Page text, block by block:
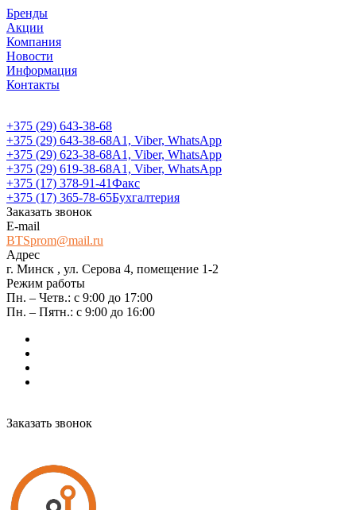
Бренды
Акции
Компания
Новости
Информация
Контакты
+375 (29) 643-38-68
+375 (29) 643-38-68А1, Viber, WhatsApp
+375 (29) 623-38-68А1, Viber, WhatsApp
+375 (29) 619-38-68А1, Viber, WhatsApp
+375 (17) 378-91-41Факс
+375 (17) 365-78-65Бухгалтерия
Заказать звонок
E-mail
BTSprom@mail.ru
Адрес
г. Минск , ул. Серова 4, помещение 1-2
Режим работы
Пн. – Четв.: с 9:00 до 17:00
Пн. – Пятн.: с 9:00 до 16:00
Заказать звонок